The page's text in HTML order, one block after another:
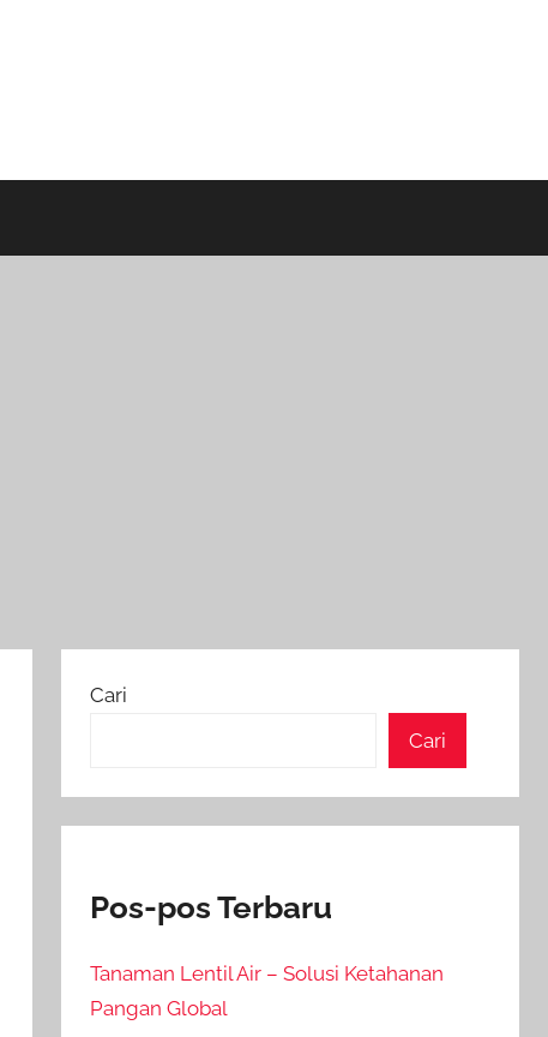
Cari
Cari
Pos-pos Terbaru
Tanaman Lentil Air – Solusi Ketahanan
Pangan Global